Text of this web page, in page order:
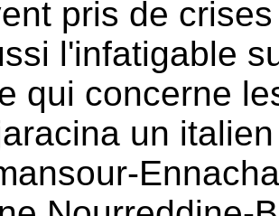
pris de
l'infatigable
qui concerne
un